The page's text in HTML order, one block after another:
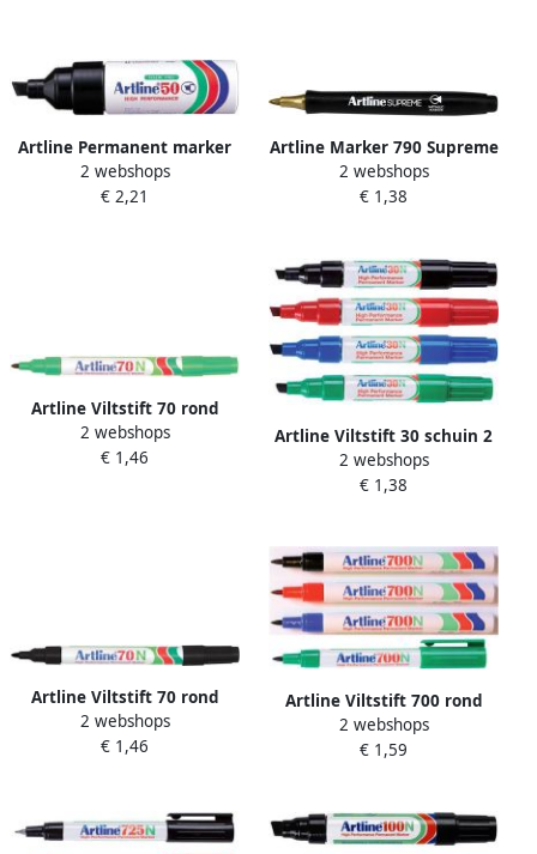
Artline Permanent marker
50N zwart
2 webshops
€ 2,21
Artline Marker 790 Supreme
metal goud
2 webshops
€ 1,38
Artline Viltstift 70 rond
1.5mm groen
2 webshops
€ 1,46
Artline Viltstift 30 schuin 2
5mm zwart
2 webshops
€ 1,38
Artline Viltstift 70 rond
1.5mm zwart
2 webshops
€ 1,46
Artline Viltstift 700 rond
0.7mm groen
2 webshops
€ 1,59